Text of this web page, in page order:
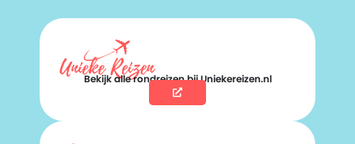
Bekijk alle rondreizen bij Uniekereizen.nl